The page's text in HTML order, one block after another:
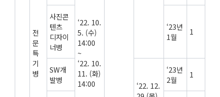
전
문
특
기
병
‘22. 10.
5. (수)
14:00
~
‘22. 10.
11. (화)
14:00
사진콘
텐츠
디자이
너병
‘23년
1월
1
SW개
발병
‘22. 12.
‘23년
2월
1